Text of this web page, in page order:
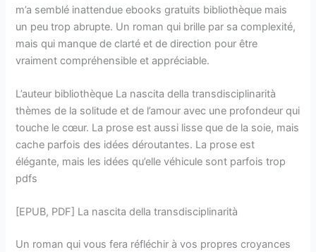
m’a semblé inattendue ebooks gratuits bibliothèque mais
un peu trop abrupte. Un roman qui brille par sa complexité,
mais qui manque de clarté et de direction pour être
vraiment compréhensible et appréciable.
L’auteur bibliothèque La nascita della transdisciplinarità
thèmes de la solitude et de l’amour avec une profondeur qui
touche le cœur. La prose est aussi lisse que de la soie, mais
cache parfois des idées déroutantes. La prose est
élégante, mais les idées qu’elle véhicule sont parfois trop
pdfs
[EPUB, PDF] La nascita della transdisciplinarità
Un roman qui vous fera réfléchir à vos propres croyances